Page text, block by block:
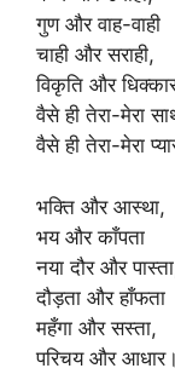
गुण और वाह-वाही
चाही और सराही,
विकृति और
वैसे ही तेरा-मेरा
वैसे ही तेरा-मेरा
भक्ति और आस्था,
भय और काँपता
नया दौर और
दौड़ता और हाँफता
महँगा और सस्ता,
परिचय और आधार।